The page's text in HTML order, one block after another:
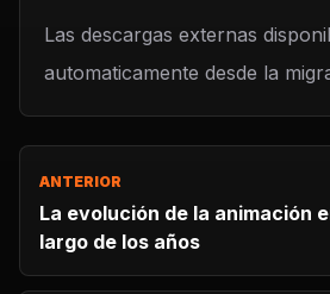
Las descargas externas
automaticamente desde la
ANTERIOR
La evolución de la animación
largo de los años